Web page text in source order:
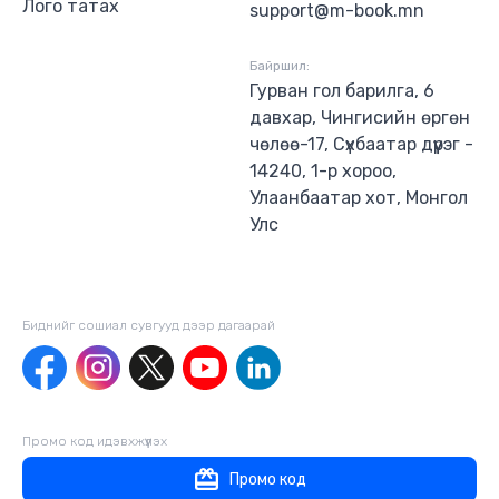
Лого татах support@m-book.mn
Байршил:
Гурван гол барилга, 6
давхар, Чингисийн өргөн
чөлөө-17, Сүхбаатар дүүрэг -
14240, 1-р хороо,
Улаанбаатар хот, Монгол
Улс
Биднийг сошиал сувгууд дээр дагаaрай
Промо код идэвхжүүлэх
Промо код